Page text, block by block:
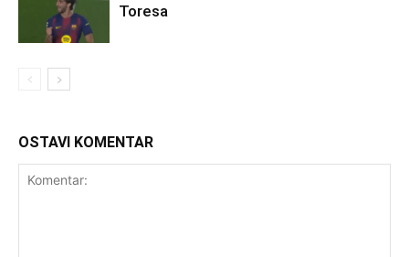
Toresa
OSTAVI KOMENTAR